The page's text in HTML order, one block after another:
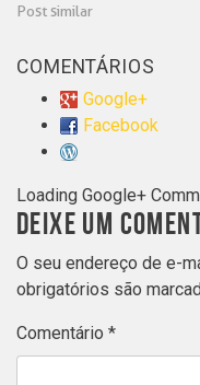
Post similar
COMENTÁRIOS
Google+
Facebook
Loading Google+
DEIXE UM
O seu endereço de e-
obrigatórios são
Comentário *